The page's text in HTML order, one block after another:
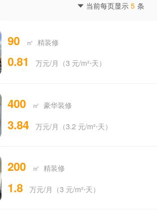
 当前每页显示 5 条
90 ㎡ 精装修
0.81 万元/月（3 元/m²⋅天）
400 ㎡ 豪华装修
3.84 万元/月（3.2 元/m²⋅天）
200 ㎡ 精装修
1.8 万元/月（3 元/m²⋅天）